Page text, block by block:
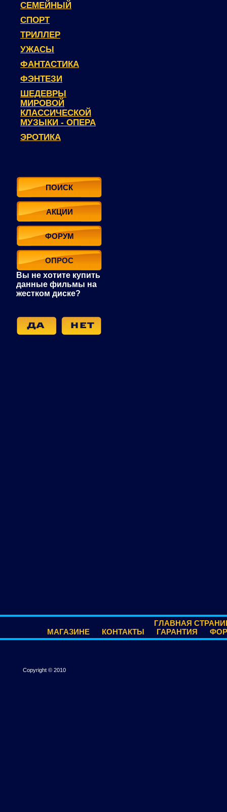
СЕМЕЙНЫЙ
СПОРТ
ТРИЛЛЕР
УЖАСЫ
ФАНТАСТИКА
ФЭНТЕЗИ
ШЕДЕВРЫ
МИРОВОЙ
КЛАССИЧЕСКОЙ
МУЗЫКИ - ОПЕРА
ЭРОТИКА
ПОИСК
АКЦИИ
ФОРУМ
ОПРОС
Вы не хотите купить
данные фильмы на
жестком диске?
ГЛАВНАЯ
МАГАЗИНЕ
КОНТАКТЫ ГАРАНТИЯ
Copyright © 2010